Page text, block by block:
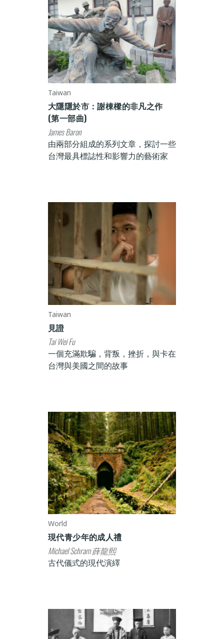
Taiwan
大隱隱於市：謝棟樑的非凡之作
(第一部曲)
James Baron
由兩部分組成的系列文章，探討一些
台灣最具標誌性和影響力的藝術家
Taiwan
見證
Tai Wei Fu
一個充滿欺騙，背叛，挫折，與卡在
台灣與美國之間的故事
World
現代青少年的成人禮
Michael Schram 薛龍熙
古代儀式的現代演繹